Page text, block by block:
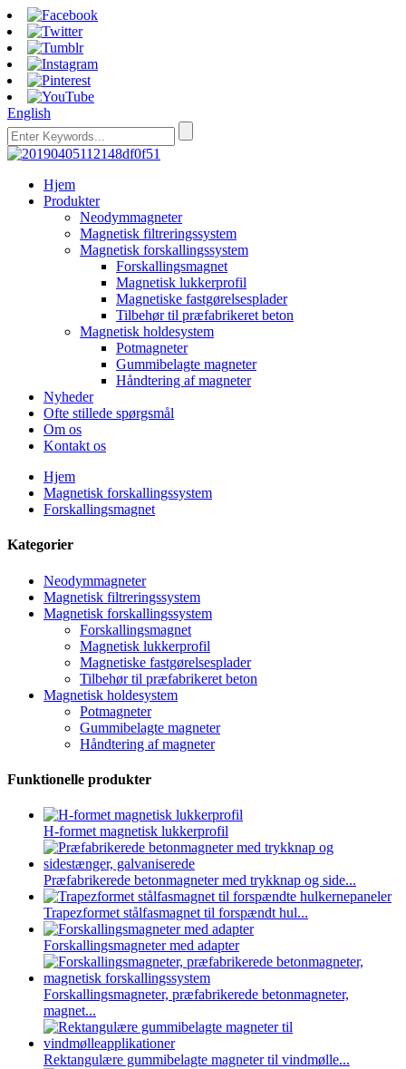
English
Hjem
Produkter
Neodymmagneter
Magnetisk filtreringssystem
Magnetisk forskallingssystem
Forskallingsmagnet
Magnetisk lukkerprofil
Magnetiske fastgørelsesplader
Tilbehør til præfabrikeret beton
Magnetisk holdesystem
Potmagneter
Gummibelagte magneter
Håndtering af magneter
Nyheder
Ofte stillede spørgsmål
Om os
Kontakt os
Hjem
Magnetisk forskallingssystem
Forskallingsmagnet
Kategorier
Neodymmagneter
Magnetisk filtreringssystem
Magnetisk forskallingssystem
Forskallingsmagnet
Magnetisk lukkerprofil
Magnetiske fastgørelsesplader
Tilbehør til præfabrikeret beton
Magnetisk holdesystem
Potmagneter
Gummibelagte magneter
Håndtering af magneter
Funktionelle produkter
H-formet magnetisk lukkerprofil
Præfabrikerede betonmagneter med trykknap og side...
Trapezformet stålfasmagnet til forspændt hul...
Forskallingsmagneter med adapter
Forskallingsmagneter, præfabrikerede betonmagneter,
magnet...
Rektangulære gummibelagte magneter til vindmølle...